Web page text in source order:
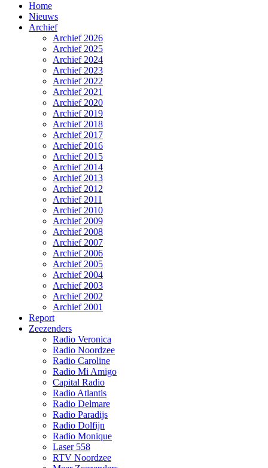
Home
Nieuws
Archief
Archief 2026
Archief 2025
Archief 2024
Archief 2023
Archief 2022
Archief 2021
Archief 2020
Archief 2019
Archief 2018
Archief 2017
Archief 2016
Archief 2015
Archief 2014
Archief 2013
Archief 2012
Archief 2011
Archief 2010
Archief 2009
Archief 2008
Archief 2007
Archief 2006
Archief 2005
Archief 2004
Archief 2003
Archief 2002
Archief 2001
Report
Zeezenders
Radio Veronica
Radio Noordzee
Radio Caroline
Radio Mi Amigo
Capital Radio
Radio Atlantis
Radio Delmare
Radio Paradijs
Radio Dolfijn
Radio Monique
Laser 558
RTV Noordzee